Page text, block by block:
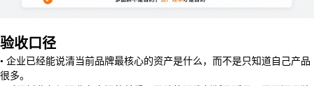
验收口径
• 企业已经能说清当前品牌最核心的资产是什么，而不是只知道自己产品
很多。